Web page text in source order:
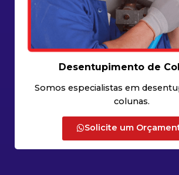
Desentupimento de
Somos especialistas em
colunas.
Solicite um